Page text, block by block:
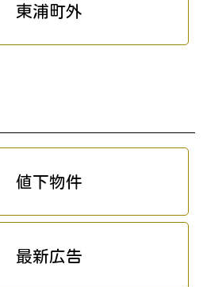
東浦町外
値下物件
最新広告